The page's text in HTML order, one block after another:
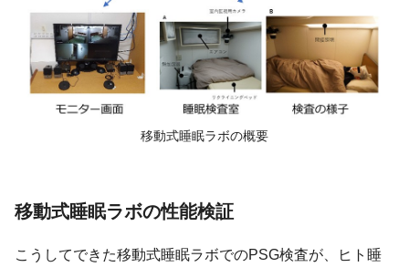
移動式睡眠ラボの概要
移動式睡眠ラボの性能検証
こうしてできた移動式睡眠ラボでのPSG検査が、ヒト睡